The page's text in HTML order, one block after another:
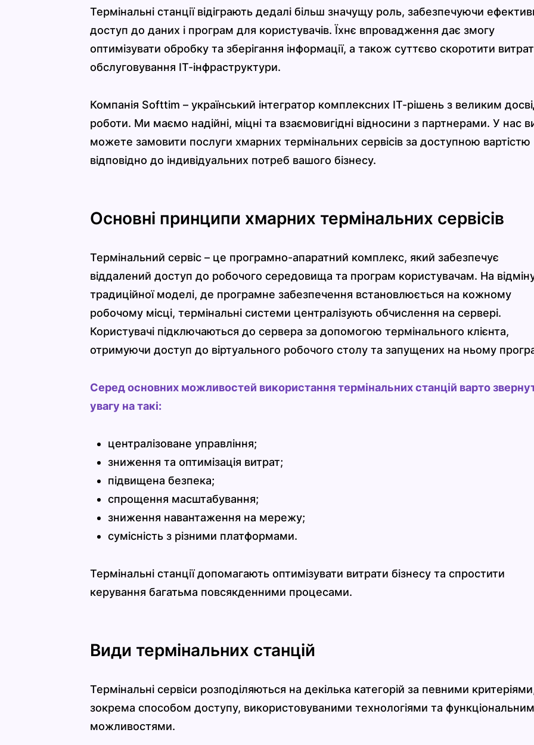
Термінальні станції відіграють дедалі більш значущу роль, забезпечуючи
доступ до даних і програм для користувачів. Їхнє впровадження дає змогу
оптимізувати обробку та зберігання інформації, а також суттєво скоротити
обслуговування ІТ-інфраструктури.
Компанія Softtim – український інтегратор комплексних ІТ-рішень з великим
роботи. Ми маємо надійні, міцні та взаємовигідні відносини з партнерами. У нас
можете замовити послуги хмарних термінальних сервісів за доступною вартістю
відповідно до індивідуальних потреб вашого бізнесу.
Основні принципи хмарних термінальних сервісів
Термінальний сервіс – це програмно-апаратний комплекс, який забезпечує
віддалений доступ до робочого середовища та програм користувачам. На
традиційної моделі, де програмне забезпечення встановлюється на кожному
робочому місці, термінальні системи централізують обчислення на сервері.
Користувачі підключаються до сервера за допомогою термінального клієнта,
отримуючи доступ до віртуального робочого столу та запущених на ньому
Серед основних можливостей використання термінальних станцій варто
увагу на такі:
централізоване управління;
зниження та оптимізація витрат;
підвищена безпека;
спрощення масштабування;
зниження навантаження на мережу;
сумісність з різними платформами.
Термінальні станції допомагають оптимізувати витрати бізнесу та спростити
керування багатьма повсякденними процесами.
Види термінальних станцій
Термінальні сервіси розподіляються на декілька категорій за певними
зокрема способом доступу, використовуваними технологіями та
можливостями.